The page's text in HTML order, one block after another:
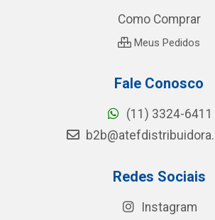
Como Comprar
Meus Pedidos
Fale Conosco
(11) 3324-6411
Redes Sociais
Instagram